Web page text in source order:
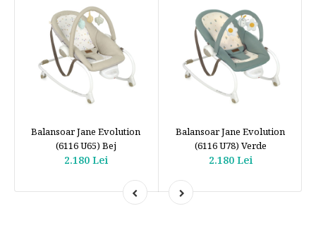
Balansoar Jane Evolution
(6116 U65) Bej
2.180 Lei
Balansoar Jane Evolution
(6116 U78) Verde
2.180 Lei